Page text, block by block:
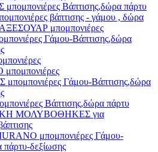
Βάπτισης,δώρα πάρτυ
βάπτισης - γάμου , δώρα
ΑΞΕΣΟΥΑΡ μπομπονιέρες
Γάμου-Βάπτισης,δώρα
Γάμου-Βάπτισης,δώρα
Βάπτισης,δώρα πάρτυ
ΜΟΛΥΒΟΘΗΚΕΣ για
μπομπονιέρες Γάμου-
δεξίωσης